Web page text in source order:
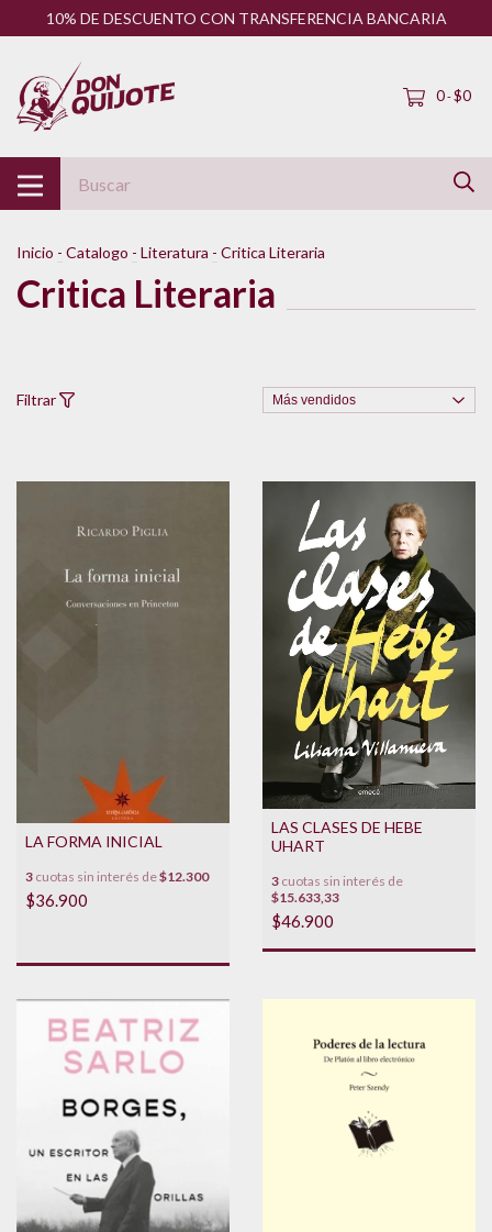
10% DE DESCUENTO CON TRANSFERENCIA BANCARIA
0-$0
Inicio - Catalogo - Literatura - Critica Literaria
Critica Literaria
Filtrar
LA FORMA INICIAL
3 cuotas sin interés de$12.300
$36.900
LAS CLASES DE HEBE
UHART
3 cuotas sin interés de
$15.633,33
$46.900